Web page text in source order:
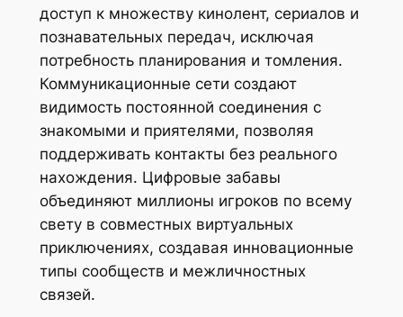
доступ к множеству кинолент, сериалов и
познавательных передач, исключая
потребность планирования и томления.
Коммуникационные сети создают
видимость постоянной соединения с
знакомыми и приятелями, позволяя
поддерживать контакты без реального
нахождения. Цифровые забавы
объединяют миллионы игроков по всему
свету в совместных виртуальных
приключениях, создавая инновационные
типы сообществ и межличностных
связей.